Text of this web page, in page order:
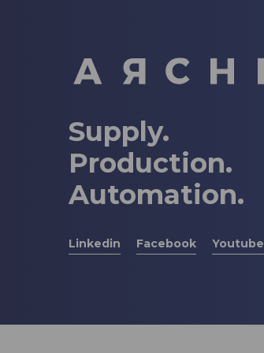
Supply.
Production.
Automation.
Linkedin Facebook Youtube